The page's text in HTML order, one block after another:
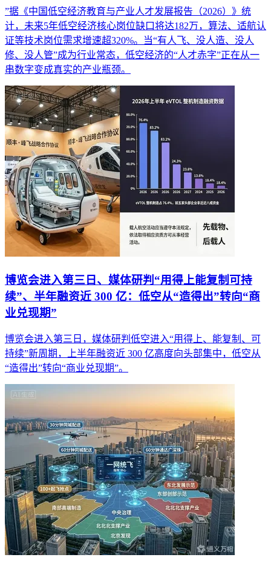
”据《中国低空经济教育与产业人才发展报告（2026）》统
计，未来5年低空经济核心岗位缺口将达182万，算法、适航认
证等技术岗位需求增速超320%。当“有人飞、没人造、没人
修、没人管”成为行业常态，低空经济的“人才赤字”正在从一
串数字变成真实的产业瓶颈。
博览会进入第三日、媒体研判“用得上能复制可持
续”、半年融资近 300 亿：低空从“造得出”转向“商
业兑现期”
博览会进入第三日，媒体研判低空进入“用得上、能复制、可
持续”新周期，上半年融资近 300 亿高度向头部集中，低空从
“造得出”转向“商业兑现期”。